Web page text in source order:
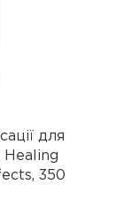
для
Healing
350